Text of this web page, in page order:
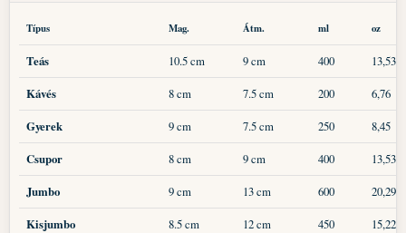
Típus Mag. Átm. ml oz
Teás 10.5 cm 9 cm 400
13,53
Kávés
8 cm 7.5 cm 200
6,76
Gyerek
9 cm 7.5 cm 250
8,45
Csupor
8 cm 9 cm 400
13,53
Jumbo
9 cm 13 cm 600
20,29
Kisjumbo
8.5 cm 12 cm 450
15,22